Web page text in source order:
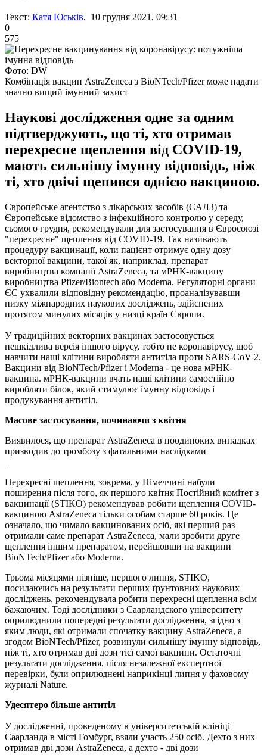
Текст: Катя Юськів, 10 грудня 2021, 09:31
0
575
Фото: DW
Комбінація вакцин AstraZeneca з BioNTech/Pfizer може надати
значно вищий імунний захист
Наукові дослідження одне за одним
підтверджують, що ті, хто отримав
перехресне щеплення від COVID-19,
мають сильнішу імунну відповідь, ніж
ті, хто двічі щепився однією вакциною.
Європейське агентство з лікарських засобів (ЄАЛЗ) та
Європейське відомство з інфекційного контролю у середу,
сьомого грудня, рекомендували для застосування в Євросоюзі
"перехресне" щеплення від COVID-19. Так називають
процедуру вакцинації, коли пацієнт отримує одну дозу
векторної вакцини, такої як, наприклад, препарат
виробництва компанії AstraZeneca, та мРНК-вакцину
виробництва Pfizer/Biontech або Moderna. Регуляторні органи
ЄС ухвалили відповідну рекомендацію, проаналізувавши
низку міжнародних наукових досліджень, здійснених
протягом минулих місяців у низці країн Європи.
У традиційних векторних вакцинах застосовується
нешкідлива версія іншого вірусу, тобто не коронавірусу, щоб
навчити наші клітини виробляти антитіла проти SARS-CoV-2.
Вакцини від BioNTech/Pfizer і Moderna - це нова мРНК-
вакцина. мРНК-вакцини вчать наші клітини самостійно
виробляти білок, який стимулює імунну відповідь і
продукування антитіл.
Масове застосування, починаючи з квітня
Виявилося, що препарат AstraZeneca в поодиноких випадках
призводив до тромбозу з фатальними наслідками
Перехресні щеплення, зокрема, у Німеччині набули
поширення після того, як першого квітня Постійний комітет з
вакцинації (STIKO) рекомендував робити щеплення COVID-
вакциною AstraZeneca тільки особам старше 60 років. Це
означало, що чимало вакцинованих осіб, які перший раз
отримали саме препарат AstraZeneca, мали зробити друге
щеплення іншим препаратом, перейшовши на вакцини
BioNTech/Pfizer або Moderna.
Трьома місяцями пізніше, першого липня, STIKO,
посилаючись на результати перших ґрунтовних наукових
досліджень, рекомендувала робити перехресні щеплення всім
бажаючим. Тоді дослідники з Саарландского університету
оприлюднили попередні результати дослідження, згідно з
яким люди, які отримали спочатку вакцину AstraZeneca, а
згодом BioNTech/Pfizer, розвинули сильнішу імунну відповідь,
ніж ті, хто отримав дві дози тієї самої вакцини. Остаточні
результати дослідження, після незалежної експертної
перевірки, були оприлюднені наприкінці липня у фаховому
журналі Nature.
Удесятеро більше антитіл
У дослідженні, проведеному в університетській клініці
Саарланда в місті Гомбург, взяли участь 250 осіб. Дехто з них
отримав дві дози AstraZeneca, а дехто - дві дози